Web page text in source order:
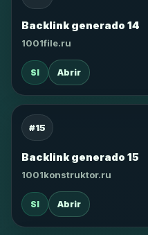
Backlink generado 14
1001file.ru
SI Abrir
#15
Backlink generado 15
1001konstruktor.ru
SI Abrir